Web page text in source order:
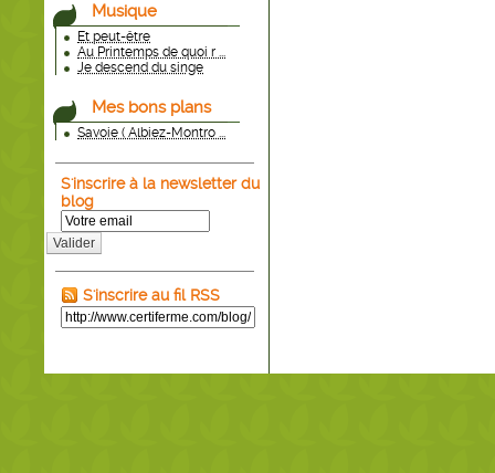
Musique
Et peut-être
Au Printemps de quoi r ...
Je descend du singe
Mes bons plans
Savoie ( Albiez-Montro ...
S'inscrire à la newsletter du
blog
Valider
S'inscrire au fil RSS